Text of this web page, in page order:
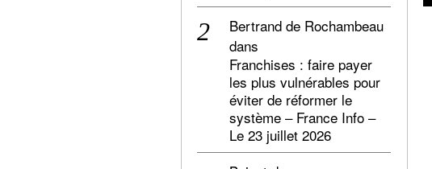
Bertrand de Rochambeau
dans
Franchises : faire payer
les plus vulnérables pour
éviter de réformer le
système – France Info –
Le 23 juillet 2026